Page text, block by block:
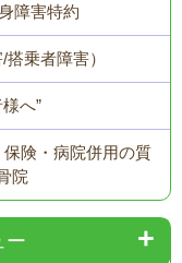
障害特約
乗者障害）
へ”
険・病院併用の質
院
ー